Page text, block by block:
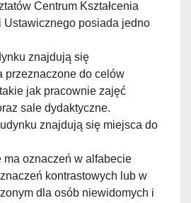
Centrum Kształcenia
Ustawicznego posiada jedno
znajdują się
przeznaczone do celów
jak pracownie zajęć
sale dydaktyczne.
znajdują się miejsca do
ma oznaczeń w alfabecie
kontrastowych lub w
dla osób niewidomych i